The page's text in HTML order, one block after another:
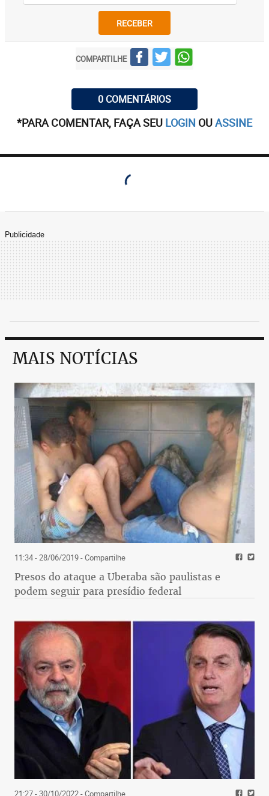
RECEBER
COMPARTILHE
0 COMENTÁRIOS
*PARA COMENTAR, FAÇA SEU LOGIN OUASSINE
Publicidade
MAIS NOTÍCIAS
11:34 - 28/06/2019- Compartilhe
Presos do ataque a Uberaba são paulistas e
podem seguir para presídio federal
21:27 - 30/10/2022- Compartilhe